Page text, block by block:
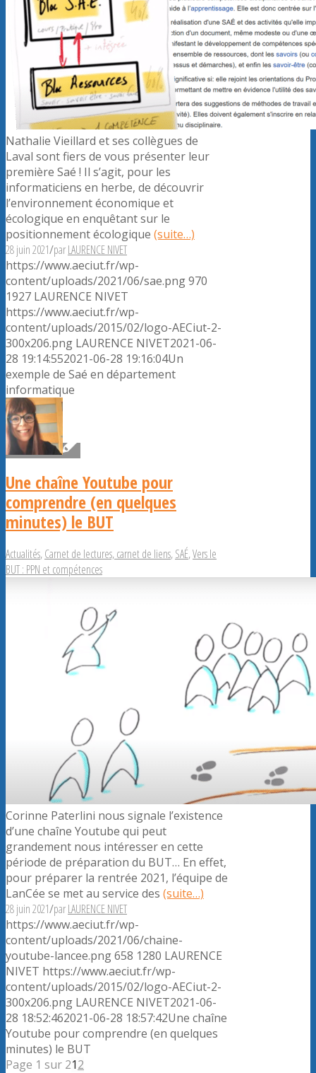
Nathalie Vieillard et ses collègues de
Laval sont fiers de vous présenter leur
première Saé ! Il s’agit, pour les
informaticiens en herbe, de découvrir
l’environnement économique et
écologique en enquêtant sur le
positionnement écologique (suite…)
28 juin 2021/parLAURENCE NIVET
https://www.aeciut.fr/wp-
content/uploads/2021/06/sae.png970
1927 LAURENCE NIVET
https://www.aeciut.fr/wp-
content/uploads/2015/02/logo-AECiut-2-
300x206.png LAURENCE NIVET2021-06-
28 19:14:552021-06-28 19:16:04Un
exemple de Saé en département
informatique
Une chaîne Youtube pour
comprendre (en quelques
minutes) le BUT
Actualités,Carnet de lectures, carnet de liens,SAÉ,Vers le
BUT : PPN et compétences
Corinne Paterlini nous signale l’existence
d’une chaîne Youtube qui peut
grandement nous intéresser en cette
période de préparation du BUT… En effet,
pour préparer la rentrée 2021, l’équipe de
LanCée se met au service des (suite…)
28 juin 2021/parLAURENCE NIVET
https://www.aeciut.fr/wp-
content/uploads/2021/06/chaine-
youtube-lancee.png658 1280 LAURENCE
NIVET https://www.aeciut.fr/wp-
content/uploads/2015/02/logo-AECiut-2-
300x206.png LAURENCE NIVET2021-06-
28 18:52:462021-06-28 18:57:42Une chaîne
Youtube pour comprendre (en quelques
minutes) le BUT
Page 1 sur 212